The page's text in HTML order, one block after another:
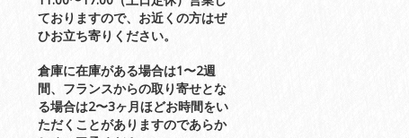
ておりますので、お近くの方はぜ
ひお立ち寄りください。
倉庫に在庫がある場合は1〜2週
間、フランスからの取り寄せとな
る場合は2〜3ヶ月ほどお時間をい
ただくことがありますのであらか